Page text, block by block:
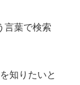
言葉で検索
知りたいと